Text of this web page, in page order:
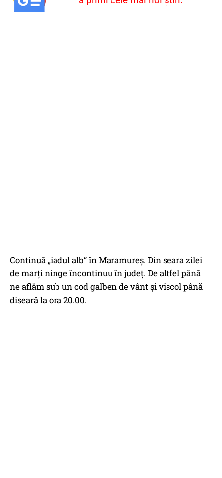
Continuă „iadul alb” în Maramureş. Din seara zilei
de marţi ninge încontinuu în judeţ. De altfel până
ne aflăm sub un cod galben de vânt şi viscol până
diseară la ora 20.00.